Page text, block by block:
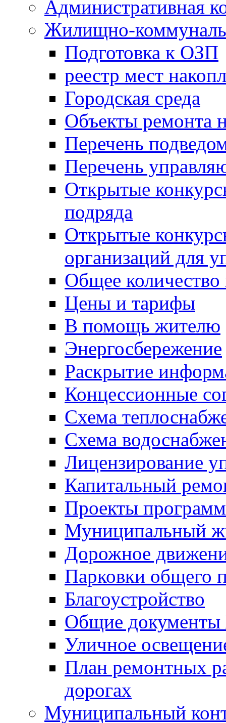
Административная
Жилищно-
Подготовка к ОЗП
реестр мест
Городская среда
Объекты ремонта
Перечень
Перечень
Открытые
подряда
Открытые
организаций для
Общее
Цены и тарифы
В помощь жителю
Энергосбережение
Раскрытие
Концессионные
Схема
Схема
Лицензирование
Капитальный
Проекты программ
Муниципальный
Дорожное
Парковки общего
Благоустройство
Общие
Уличное
План ремонтных
дорогах
Муниципальный